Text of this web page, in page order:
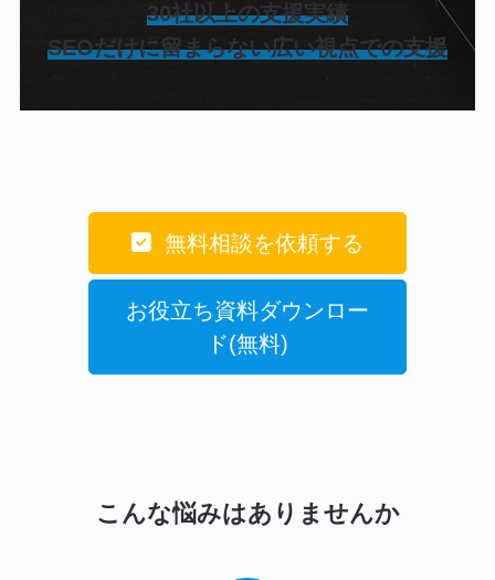
30社以上の支援実績
SEOだけに留まらない広い視点での支援
無料相談を依頼する
お役立ち資料ダウンロー
ド(無料)
こんな悩みはありませんか